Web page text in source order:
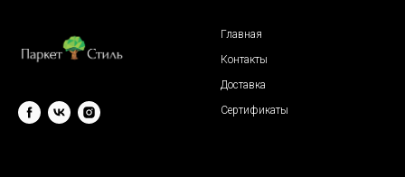
Главная
Контакты
Доставка
Сертификаты